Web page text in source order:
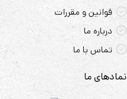
USB داخلی هستند، همه باتری‌های 16340 در شارژرهای
هوشمند لیتیوم یون قابل شارژ هستند. باتری‌های 16340 اغلب
کوچک استفاده
قوانین و مقررات
درباره ما
تماس با ما
نمادهای ما